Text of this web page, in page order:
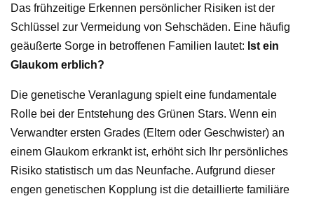
Das frühzeitige Erkennen persönlicher Risiken ist der
Schlüssel zur Vermeidung von Sehschäden. Eine häufig
geäußerte Sorge in betroffenen Familien lautet: Ist ein
Glaukom erblich?
Die genetische Veranlagung spielt eine fundamentale
Rolle bei der Entstehung des Grünen Stars. Wenn ein
Verwandter ersten Grades (Eltern oder Geschwister) an
einem Glaukom erkrankt ist, erhöht sich Ihr persönliches
Risiko statistisch um das Neunfache. Aufgrund dieser
engen genetischen Kopplung ist die detaillierte familiäre